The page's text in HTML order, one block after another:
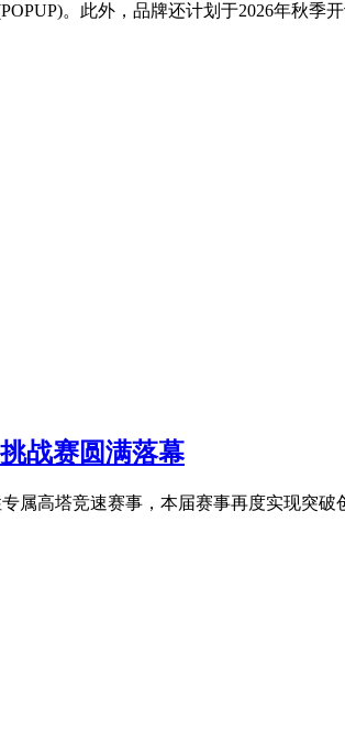
。此外，品牌还计划于2026年秋季
战赛圆满落幕
属高塔竞速赛事，本届赛事再度实现突破